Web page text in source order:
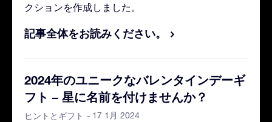
クションを作成しました。
記事全体をお読みください。
2024年のユニークなバレンタインデーギ
フト – 星に名前を付けませんか？
ヒントとギフト - 17 1月 2024